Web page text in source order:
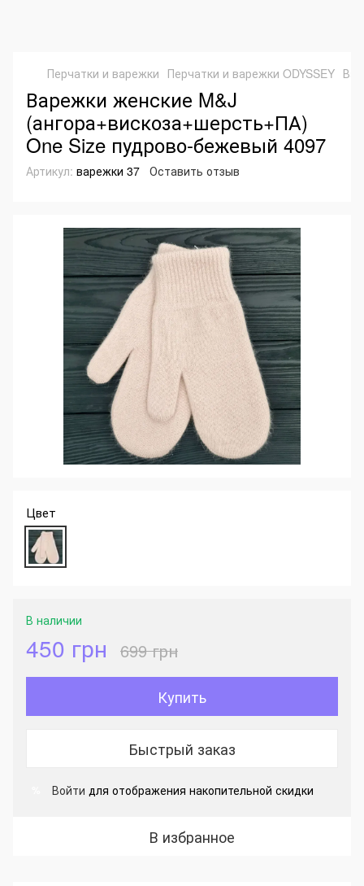
Перчатки и варежки Перчатки и варежки ODYSSEY
Варежки женские M&J
(ангора+вискоза+шерсть+ПА)
One Size пудрово-бежевый 4097
Артикул: варежки 37 Оставить отзыв
Цвет
В наличии
450 грн 699 грн
Купить
Быстрый заказ
Войти для отображения накопительной скидки
В избранное